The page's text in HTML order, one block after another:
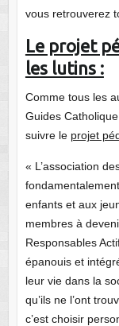
vous retrouverez
Le projet
les lutins :
Comme tous les
Guides
suivre le projet
« L’association
enfants et aux
membres à
Responsables
épanouis et
leur vie dans la
qu’ils ne l’ont
c’est choisir